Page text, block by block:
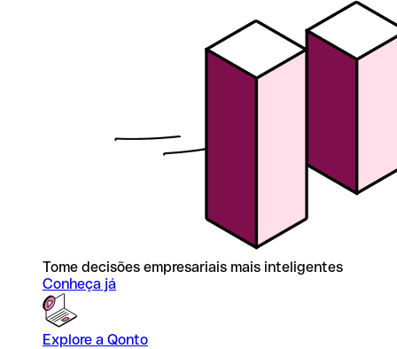
Tome decisões empresariais mais inteligentes
Conheça já
Explore a Qonto